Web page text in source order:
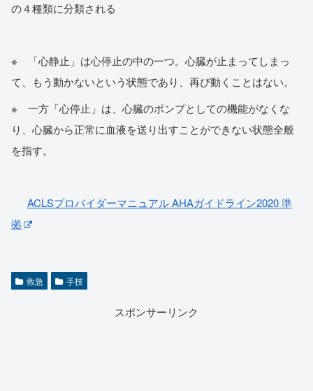
の４種類に分類される
※ 「心静止」は心停止の中の一つ。心臓が止まってしまっ
て、もう動かないという状態であり、再び動くことはない。
※ 一方「心停止」は、心臓のポンプとしての機能がなくな
り、心臓から正常に血液を送り出すことができない状態全般
を指す。
ACLSプロバイダーマニュアル AHAガイドライン2020 準
拠
救急 手技
スポンサーリンク